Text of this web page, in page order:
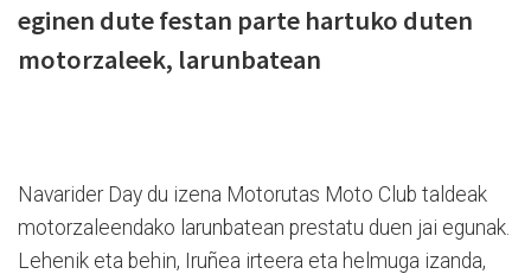
eginen dute festan parte hartuko duten
motorzaleek, larunbatean
Navarider Day du izena Motorutas Moto Club taldeak
motorzaleendako larunbatean prestatu duen jai egunak.
Lehenik eta behin, Iruñea irteera eta helmuga izanda,